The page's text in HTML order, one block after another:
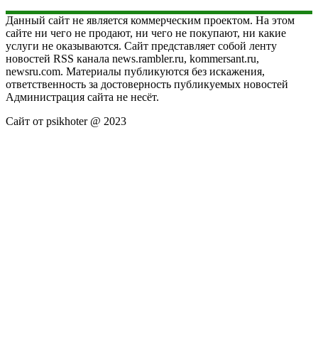
Данный сайт не является коммерческим проектом. На этом
сайте ни чего не продают, ни чего не покупают, ни какие
услуги не оказываются. Сайт представляет собой ленту
новостей RSS канала news.rambler.ru, kommersant.ru,
newsru.com. Материалы публикуются без искажения,
ответственность за достоверность публикуемых новостей
Администрация сайта не несёт.
Сайт от psikhoter @ 2023